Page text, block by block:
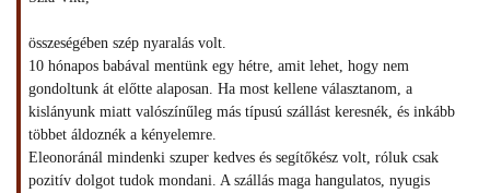
összeségében szép nyaralás volt.
10 hónapos babával mentünk egy hétre, amit lehet, hogy nem
gondoltunk át előtte alaposan. Ha most kellene választanom, a
kislányunk miatt valószínűleg más típusú szállást keresnék, és inkább
többet áldoznék a kényelemre.
Eleonoránál mindenki szuper kedves és segítőkész volt, róluk csak
pozitív dolgot tudok mondani. A szállás maga hangulatos, nyugis